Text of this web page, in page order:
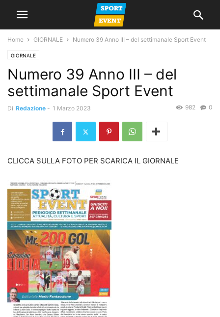
Home GIORNALE Numero 39 Anno III – del settimanale Sport Event
GIORNALE
Numero 39 Anno III – del
settimanale Sport Event
Di Redazione - 1 Marzo 2023 0
982
CLICCA SULLA FOTO PER SCARICA IL GIORNALE